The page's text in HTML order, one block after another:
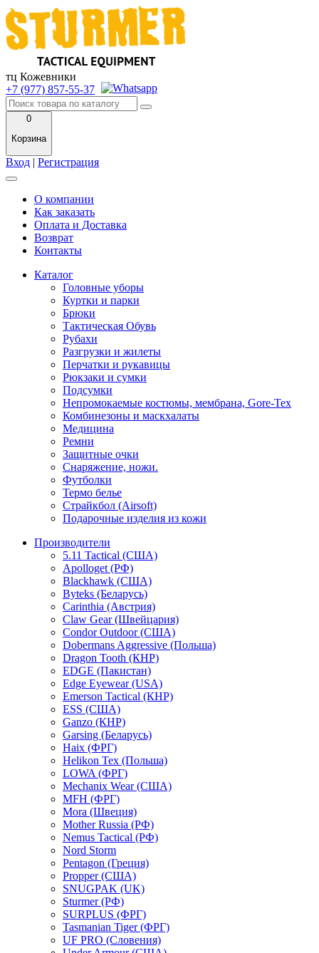
тц Кожевники
+7 (977) 857-55-37
0
Корзина
Вход | Регистрация
О компании
Как заказать
Оплата и Доставка
Возврат
Контакты
Каталог
Головные уборы
Куртки и парки
Брюки
Тактическая Обувь
Рубахи
Разгрузки и жилеты
Перчатки и рукавицы
Рюкзаки и сумки
Подсумки
Непромокаемые костюмы, мембрана, Gore-Tex
Комбинезоны и маскхалаты
Медицина
Ремни
Защитные очки
Снаряжение, ножи.
Футболки
Термо белье
Страйкбол (Airsoft)
Подарочные изделия из кожи
Производители
5.11 Tactical (США)
Apolloget (РФ)
Blackhawk (США)
Byteks (Беларусь)
Carinthia (Австрия)
Claw Gear (Швейцария)
Condor Outdoor (США)
Dobermans Aggressive (Польша)
Dragon Tooth (КНР)
EDGE (Пакистан)
Edge Eyewear (USA)
Emerson Tactical (КНР)
ESS (США)
Ganzo (КНР)
Garsing (Беларусь)
Haix (ФРГ)
Helikon Tex (Польша)
LOWA (ФРГ)
Mechanix Wear (США)
MFH (ФРГ)
Mora (Швеция)
Mother Russia (РФ)
Nemus Tactical (РФ)
Nord Storm
Pentagon (Греция)
Propper (США)
SNUGPAK (UK)
Sturmer (РФ)
SURPLUS (ФРГ)
Tasmanian Tiger (ФРГ)
UF PRO (Словения)